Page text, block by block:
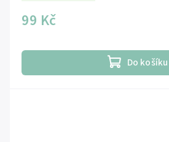
99 Kč
Do košíku